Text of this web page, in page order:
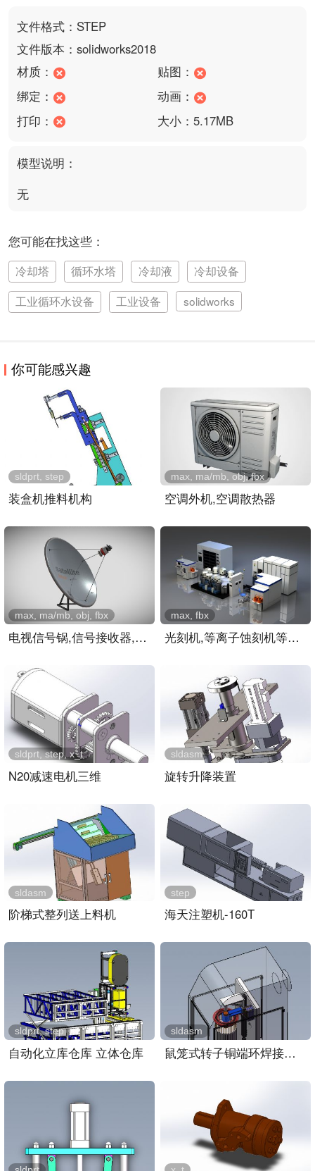
文件格式：STEP
文件版本：solidworks2018
材质：
贴图：
绑定：
动画：
打印：
大小：5.17MB
模型说明：
无
您可能在找这些：
冷却塔 循环水塔 冷却液
冷却设备
工业循环水设备
工业设备 solidworks
你可能感兴趣
装盒机推料机构
sldprt, step
空调外机,空调散热器
max, ma/mb, obj, fbx
电视信号锅,信号接收器,屋..
max, ma/mb, obj, fbx
光刻机,等离子蚀刻机等芯片..
max, fbx
N20减速电机三维
sldprt, step, x_t
旋转升降装置
sldasm
阶梯式整列送上料机
sldasm
海天注塑机-160T
step
自动化立库仓库 立体仓库
sldprt, step
鼠笼式转子铜端环焊接装置..
sldasm